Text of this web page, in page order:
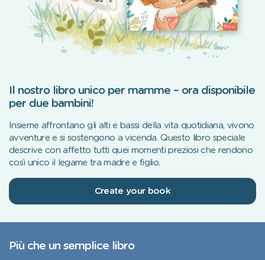
Il nostro libro unico per mamme – ora disponibile
per due bambini!
Insieme affrontano gli alti e bassi della vita quotidiana, vivono
avventure e si sostengono a vicenda. Questo libro speciale
descrive con affetto tutti quei momenti preziosi che rendono
così unico il legame tra madre e figlio.
Create your book
Più che un semplice libro